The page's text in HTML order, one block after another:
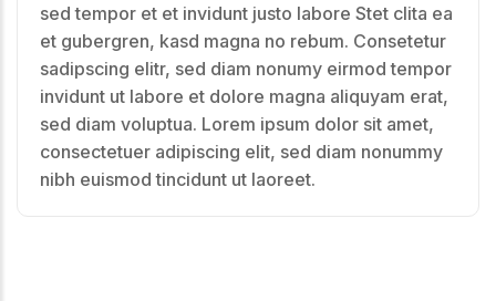
sed tempor et et invidunt justo labore Stet clita ea
et gubergren, kasd magna no rebum. Consetetur
sadipscing elitr, sed diam nonumy eirmod tempor
invidunt ut labore et dolore magna aliquyam erat,
sed diam voluptua. Lorem ipsum dolor sit amet,
consectetuer adipiscing elit, sed diam nonummy
nibh euismod tincidunt ut laoreet.